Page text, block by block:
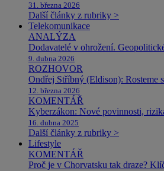
31. března 2026
Další články z rubriky >
Telekomunikace
ANALÝZA
Dodavatelé v ohrožení.
9. dubna 2026
ROZHOVOR
Ondřej Stříbný (Eldison): Rosteme
12. března 2026
KOMENTÁŘ
Kyberzákon: Nové povinnosti,
16. dubna 2025
Další články z rubriky >
Lifestyle
KOMENTÁŘ
Proč je v Chorvatsku tak draze?